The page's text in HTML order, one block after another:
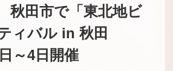
田市で「東北地ビ
ィバル in 秋田
～4日開催